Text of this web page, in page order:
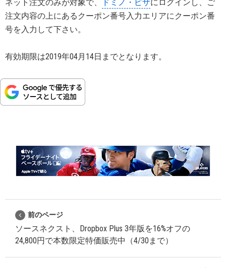
ネット注文のみが対象で、 ドミノ・ピザにログインし、ご
注文内容の上にあるクーポン番号入力エリアにクーポン番
号を入力して下さい。
有効期限は2019年04月14日までとなります。
前のページ
ソースネクスト、Dropbox Plus 3年版を16%オフの
24,800円で本数限定特価販売中（4/30まで）